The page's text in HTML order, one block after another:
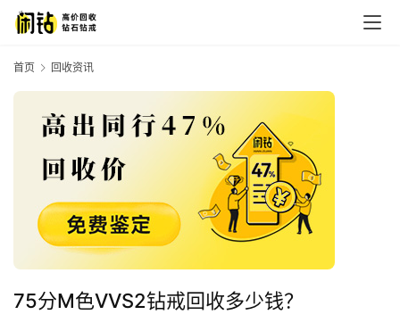
首页 回收资讯
75分M色VVS2钻戒回收多少钱？